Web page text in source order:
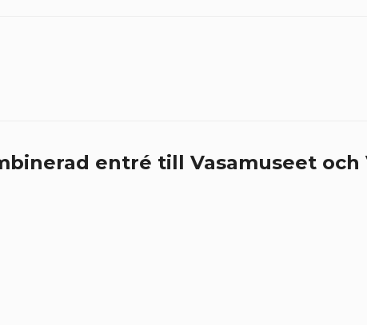
entré till Vasamuseet och